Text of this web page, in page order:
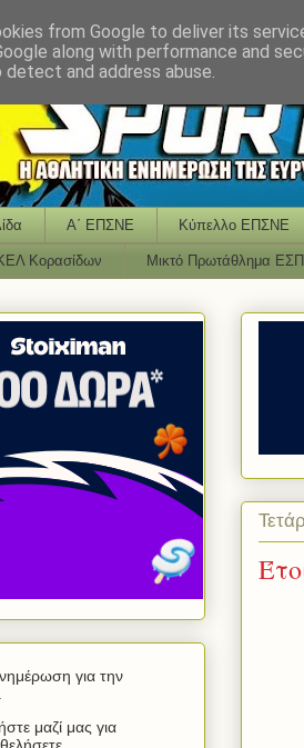
Α΄ ΕΠΣΝΕ Κύπελλο ΕΠΣΝΕ
Κορασίδων Μικτό Πρωτάθλημα
για την
μαζί μας για
from Google to deliver its
along with performance and
and address abuse.